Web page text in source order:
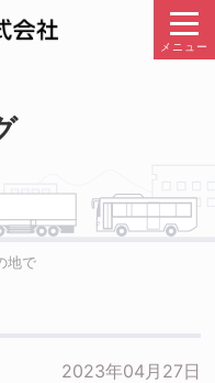
メニュー
地で
2023年04月27日